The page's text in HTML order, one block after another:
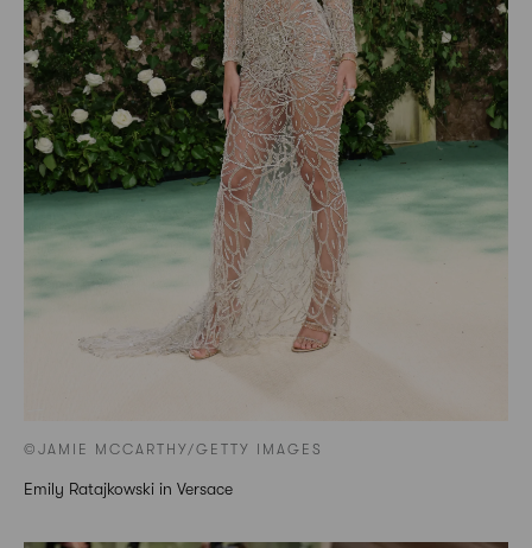
©JAMIE MCCARTHY/GETTY IMAGES
Emily Ratajkowski in Versace